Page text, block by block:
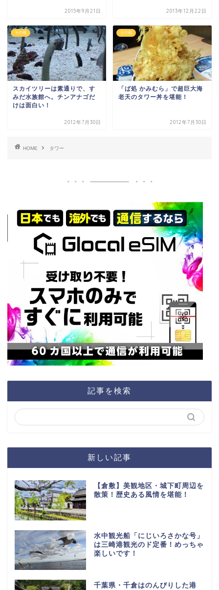
2015年9月21日 2013年12月22日
その他
スカイツリーは素通りで、す
みだ水族館へ。チンアナゴだ
けは面白い！
2012年7月30日
その他
「ば処 かみむら」で超巨大海
老天のタワー丼を堪能！
2012年7月30日
HOME タワー
記事を検索
新しい記事
【倉敷】美観地区・城下町周辺を
散策！歴史ある風情を堪能！
水中観光船「にじいろさかな号」
は三崎港観光のド定番！めっちゃ
楽しいです！
千葉県・千倉はのんびりした港